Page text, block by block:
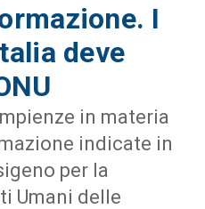
I
deve
in materia
indicate in
per la
Umani delle